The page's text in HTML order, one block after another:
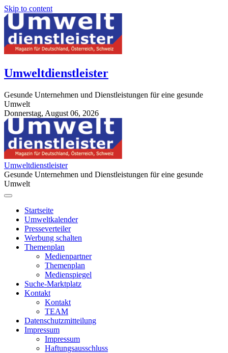
Skip to content
Umweltdienstleister
Gesunde Unternehmen und Dienstleistungen für eine gesunde
Umwelt
Donnerstag, August 06, 2026
StuttgartApotheke.com
Umweltdienstleister
Gesunde Unternehmen und Dienstleistungen für eine gesunde
Umwelt
Startseite
Umweltkalender
Presseverteiler
Werbung schalten
Themenplan
Medienpartner
Themenplan
Medienspiegel
Suche-Marktplatz
Kontakt
Kontakt
TEAM
Datenschutzmitteilung
Impressum
Impressum
Haftungsausschluss